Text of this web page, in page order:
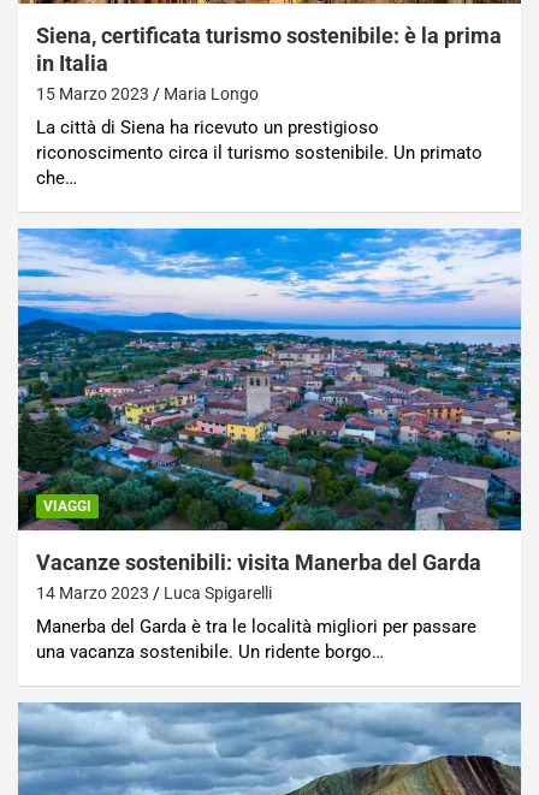
Siena, certificata turismo sostenibile: è la prima
in Italia
15 Marzo 2023 Maria Longo
La città di Siena ha ricevuto un prestigioso
riconoscimento circa il turismo sostenibile. Un primato
che…
VIAGGI
Vacanze sostenibili: visita Manerba del Garda
14 Marzo 2023 Luca Spigarelli
Manerba del Garda è tra le località migliori per passare
una vacanza sostenibile. Un ridente borgo…